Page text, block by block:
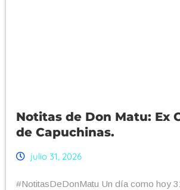
Notitas de Don Matu: Ex
de Capuchinas.
julio 31, 2026
#NotitasDeDonMatu Un día como hoy